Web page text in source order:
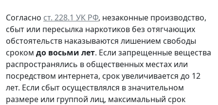
Согласно ст. 228.1 УК РФ, незаконные производство,
сбыт или пересылка наркотиков без отягчающих
обстоятельств наказываются лишением свободы
сроком до восьми лет. Если запрещенные вещества
распространялись в общественных местах или
посредством интернета, срок увеличивается до 12
лет. Если сбыт осуществлялся в значительном
размере или группой лиц, максимальный срок